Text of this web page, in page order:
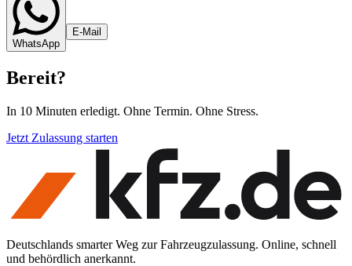
WhatsApp
E-Mail
Bereit?
In 10 Minuten erledigt. Ohne Termin. Ohne Stress.
Jetzt Zulassung starten
Deutschlands smarter Weg zur Fahrzeugzulassung. Online, schnell
und behördlich anerkannt.